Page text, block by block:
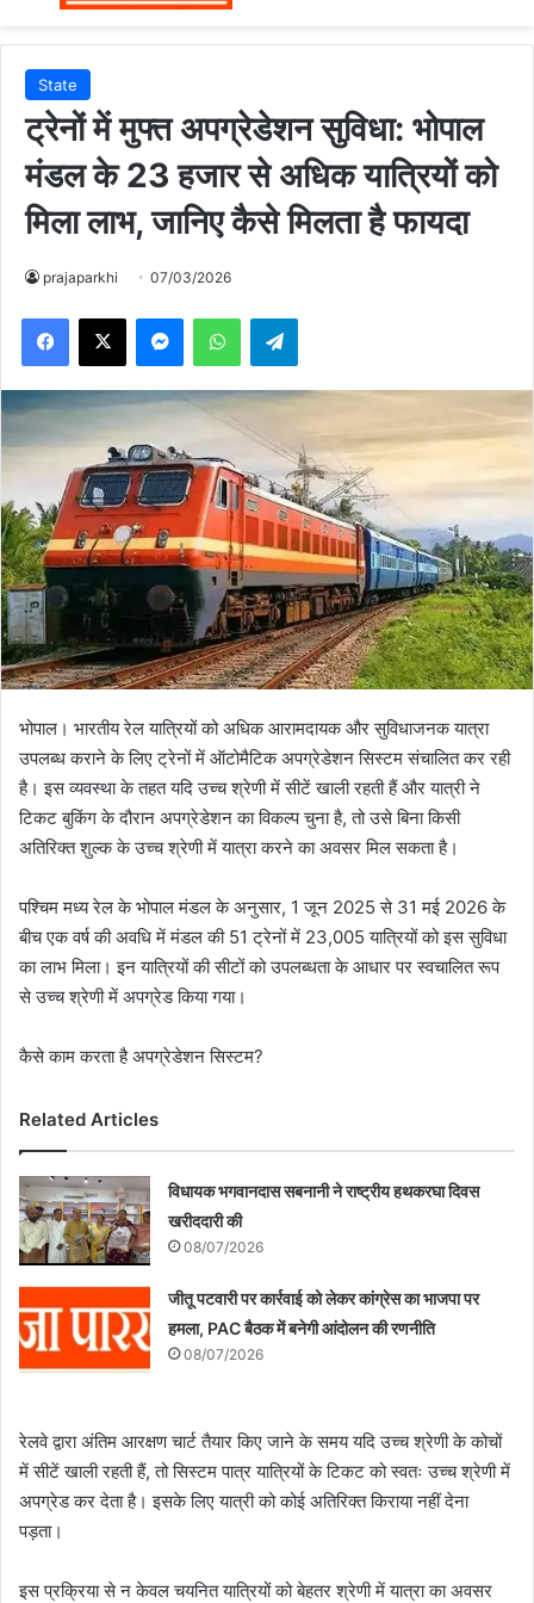
State
ट्रेनों में मुफ्त अपग्रेडेशन सुविधा: भोपाल
मंडल के 23 हजार से अधिक यात्रियों को
मिला लाभ, जानिए कैसे मिलता है फायदा
prajaparkhi 07/03/2026
MessengerWhatsAppTelegram
भोपाल। भारतीय रेल यात्रियों को अधिक आरामदायक और सुविधाजनक यात्रा
उपलब्ध कराने के लिए ट्रेनों में ऑटोमैटिक अपग्रेडेशन सिस्टम संचालित कर रही
है। इस व्यवस्था के तहत यदि उच्च श्रेणी में सीटें खाली रहती हैं और यात्री ने
टिकट बुकिंग के दौरान अपग्रेडेशन का विकल्प चुना है, तो उसे बिना किसी
अतिरिक्त शुल्क के उच्च श्रेणी में यात्रा करने का अवसर मिल सकता है।
पश्चिम मध्य रेल के भोपाल मंडल के अनुसार, 1 जून 2025 से 31 मई 2026 के
बीच एक वर्ष की अवधि में मंडल की 51 ट्रेनों में 23,005 यात्रियों को इस सुविधा
का लाभ मिला। इन यात्रियों की सीटों को उपलब्धता के आधार पर स्वचालित रूप
से उच्च श्रेणी में अपग्रेड किया गया।
कैसे काम करता है अपग्रेडेशन सिस्टम?
Related Articles
विधायक भगवानदास सबनानी ने राष्ट्रीय हथकरघा दिवस
खरीददारी की
08/07/2026
जीतू पटवारी पर कार्रवाई को लेकर कांग्रेस का भाजपा पर
हमला, PAC बैठक में बनेगी आंदोलन की रणनीति
08/07/2026
रेलवे द्वारा अंतिम आरक्षण चार्ट तैयार किए जाने के समय यदि उच्च श्रेणी के कोचों
में सीटें खाली रहती हैं, तो सिस्टम पात्र यात्रियों के टिकट को स्वतः उच्च श्रेणी में
अपग्रेड कर देता है। इसके लिए यात्री को कोई अतिरिक्त किराया नहीं देना
पड़ता।
इस प्रक्रिया से न केवल चयनित यात्रियों को बेहतर श्रेणी में यात्रा का अवसर